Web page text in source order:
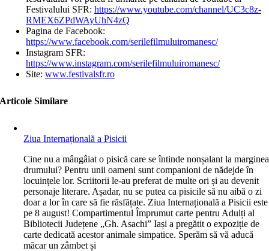
Festivalului SFR: https://www.youtube.com/channel/UC3c8z-
RMEX6ZPdWAyUhN4zQ
Pagina de Facebook:
https://www.facebook.com/serilefilmuluiromanesc/
Instagram SFR:
https://www.instagram.com/serilefilmuluiromanesc/
Site: www.festivalsfr.ro
Articole Similare
Ziua Internațională a Pisicii
Cine nu a mângâiat o pisică care se întinde nonșalant la marginea
drumului? Pentru unii oameni sunt companioni de nădejde în
locuințele lor. Scriitorii le-au preferat de multe ori și au devenit
personaje literare. Așadar, nu se putea ca pisicile să nu aibă o zi
doar a lor în care să fie răsfățate. Ziua Internațională a Pisicii este
pe 8 august! Compartimentul Împrumut carte pentru Adulți al
Bibliotecii Județene „Gh. Asachi” Iași a pregătit o expoziție de
carte dedicată acestor animale simpatice. Sperăm să vă aducă
măcar un zâmbet și